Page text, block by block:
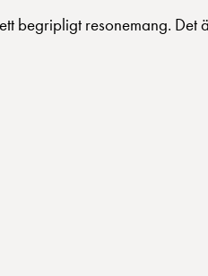
begripligt resonemang. Det